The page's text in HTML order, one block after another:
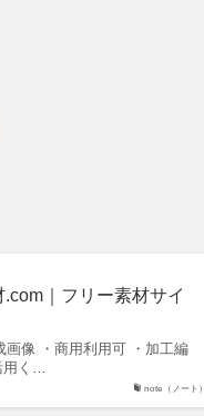
note（ノート）
｜フリー素材サイ
画像 ・商用利用可 ・加工編
用く…